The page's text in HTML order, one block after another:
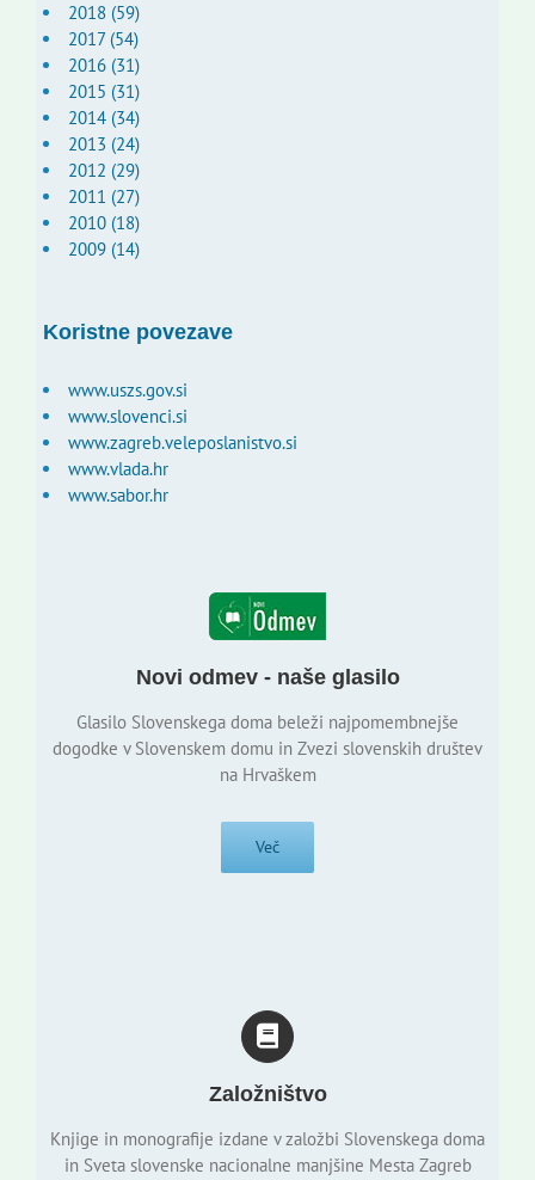
2018 (59)
2017 (54)
2016 (31)
2015 (31)
2014 (34)
2013 (24)
2012 (29)
2011 (27)
2010 (18)
2009 (14)
Koristne povezave
www.uszs.gov.si
www.slovenci.si
www.zagreb.veleposlanistvo.si
www.vlada.hr
www.sabor.hr
Novi odmev - naše glasilo
Glasilo Slovenskega doma beleži najpomembnejše
dogodke v Slovenskem domu in Zvezi slovenskih društev
na Hrvaškem
Več
Založništvo
Knjige in monografije izdane v založbi Slovenskega doma
in Sveta slovenske nacionalne manjšine Mesta Zagreb